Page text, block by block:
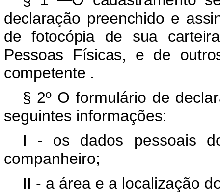
declaração preenchido e
de fotocópia de sua
Pessoas Físicas, e de
competente .
§ 2º O formulário de
seguintes informações:
I - os dados pessoais
companheiro;
II - a área e a localização